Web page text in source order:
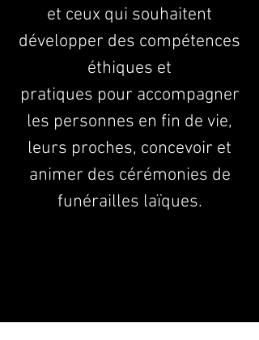
et ceux qui souhaitent
développer des compétences
éthiques et
pratiques pour accompagner
les personnes en fin de vie,
leurs proches, concevoir et
animer des cérémonies de
funérailles laïques.